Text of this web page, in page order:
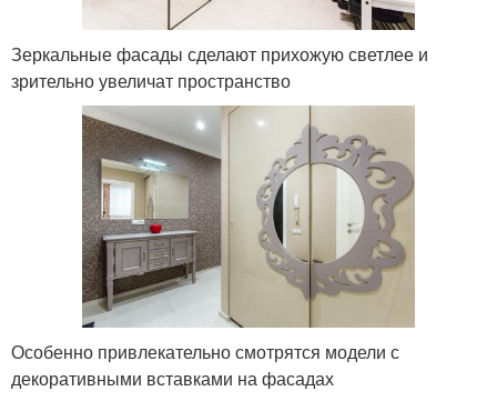
Зеркальные фасады сделают прихожую светлее и
зрительно увеличат пространство
Особенно привлекательно смотрятся модели с
декоративными вставками на фасадах